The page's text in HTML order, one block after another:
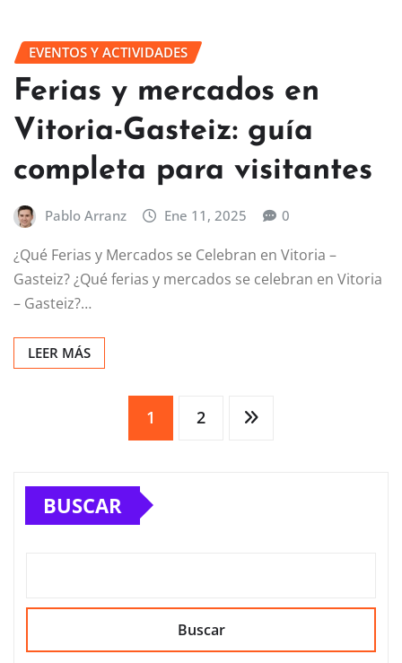
EVENTOS Y ACTIVIDADES
Ferias y mercados en
Vitoria-Gasteiz: guía
completa para visitantes
Pablo Arranz Ene 11, 2025 0
¿Qué Ferias y Mercados se Celebran en Vitoria –
Gasteiz? ¿Qué ferias y mercados se celebran en Vitoria
– Gasteiz?…
LEER MÁS
Paginación
entradas
1 2
BUSCAR
Buscar